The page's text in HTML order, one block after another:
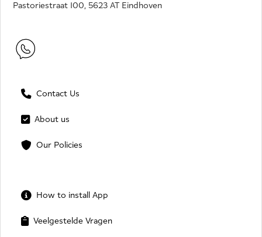
Pastoriestraat 100, 5623 AT Eindhoven
Contact Us
About us
Our Policies
How to install App
Veelgestelde Vragen